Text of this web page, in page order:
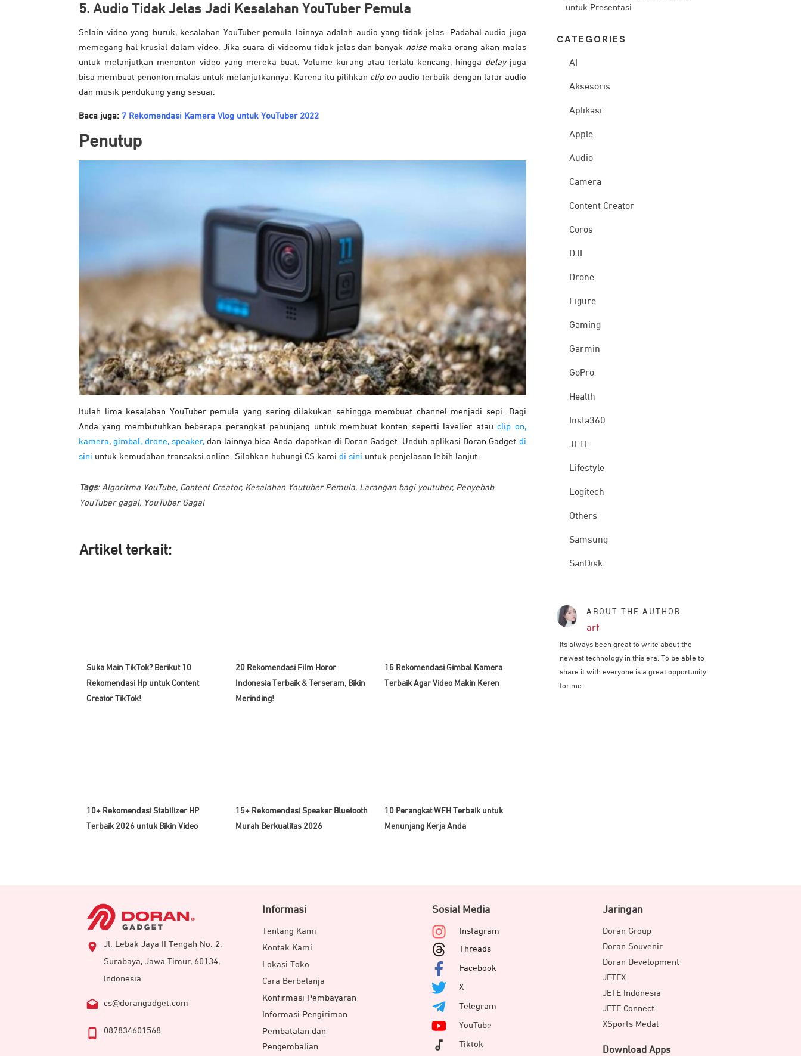
5. Audio Tidak Jelas Jadi Kesalahan YouTuber Pemula
Selain video yang buruk, kesalahan YouTuber pemula lainnya adalah audio yang tidak jelas. Padahal audio juga
memegang hal krusial dalam video. Jika suara di videomu tidak jelas dan banyak noise maka orang akan malas
untuk melanjutkan menonton video yang mereka buat. Volume kurang atau terlalu kencang, hingga delayjuga
bisa membuat penonton malas untuk melanjutkannya. Karena itu pilihkan clip onaudio terbaik dengan latar audio
dan musik pendukung yang sesuai.
Baca juga: 7 Rekomendasi Kamera Vlog untuk YouTuber 2022
Penutup
Itulah lima kesalahan YouTuber pemula yang sering dilakukan sehingga membuat channel menjadi sepi. Bagi
Anda yang membutuhkan beberapa perangkat penunjang untuk membuat konten seperti lavelier atauclip on,
kamera,gimbal, drone, speaker, dan lainnya bisa Anda dapatkan di Doran Gadget. Unduh aplikasi Doran Gadget di
sini untuk kemudahan transaksi online. Silahkan hubungi CS kami di sini untuk penjelasan lebih lanjut.
Tags: Algoritma YouTube, Content Creator, Kesalahan Youtuber Pemula, Larangan bagi youtuber, Penyebab
YouTuber gagal, YouTuber Gagal
Artikel terkait:
Suka Main TikTok? Berikut 10
Rekomendasi Hp untuk Content
Creator TikTok!
20 Rekomendasi Film Horor
Indonesia Terbaik & Terseram, Bikin
Merinding!
15 Rekomendasi Gimbal Kamera
Terbaik Agar Video Makin Keren
10+ Rekomendasi Stabilizer HP
Terbaik 2026 untuk Bikin Video
15+ Rekomendasi Speaker Bluetooth
Murah Berkualitas 2026
10 Perangkat WFH Terbaik untuk
Menunjang Kerja Anda
untuk Presentasi
CATEG ORIES
AI
Aksesoris
Aplikasi
Apple
Audio
Camera
Content Creator
Coros
DJI
Drone
Figure
Gaming
Garmin
GoPro
Health
Insta360
JETE
Lifestyle
Logitech
Others
Samsung
SanDisk
ABOUT THE AUTHOR
arf
Its always been great to write about the
newest technology in this era. To be able to
share it with everyone is a great opportunity
for me.
Jl. Lebak Jaya II Tengah No. 2,
Surabaya, Jawa Timur, 60134,
Indonesia
cs@dorangadget.com
087834601568
Informasi
Tentang Kami
Kontak Kami
Lokasi Toko
Cara Berbelanja
Konfirmasi Pembayaran
Informasi Pengiriman
Pembatalan dan
Pengembalian
Sosial Media
Instagram
Threads
Facebook
X
Telegram
YouTube
Tiktok
Jaringan
Doran Group
Doran Souvenir
Doran Development
JETEX
JETE Indonesia
JETE Connect
XSports Medal
Download Apps